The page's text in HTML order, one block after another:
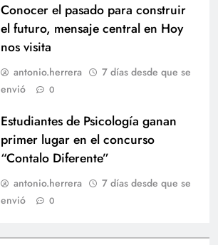
Conocer el pasado para construir
el futuro, mensaje central en Hoy
nos visita
antonio.herrera
7 días desde que se
envió
0
Estudiantes de Psicología ganan
primer lugar en el concurso
“Contalo Diferente”
antonio.herrera
7 días desde que se
envió
0